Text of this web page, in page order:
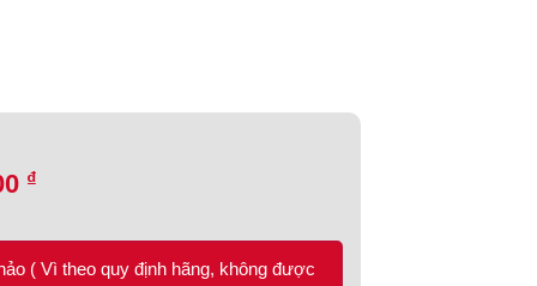
₫
( Vì theo quy định hãng, không được